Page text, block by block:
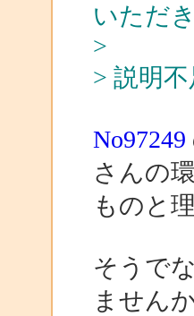
いただ
>
> 説明
No97249
さんの
ものと
そうで
ません